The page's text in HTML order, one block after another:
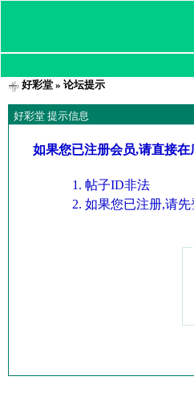
好彩堂» 论坛提示
好彩堂 提示信息
如果您已注册会员,请直接
帖子ID非法
如果您已注册,请